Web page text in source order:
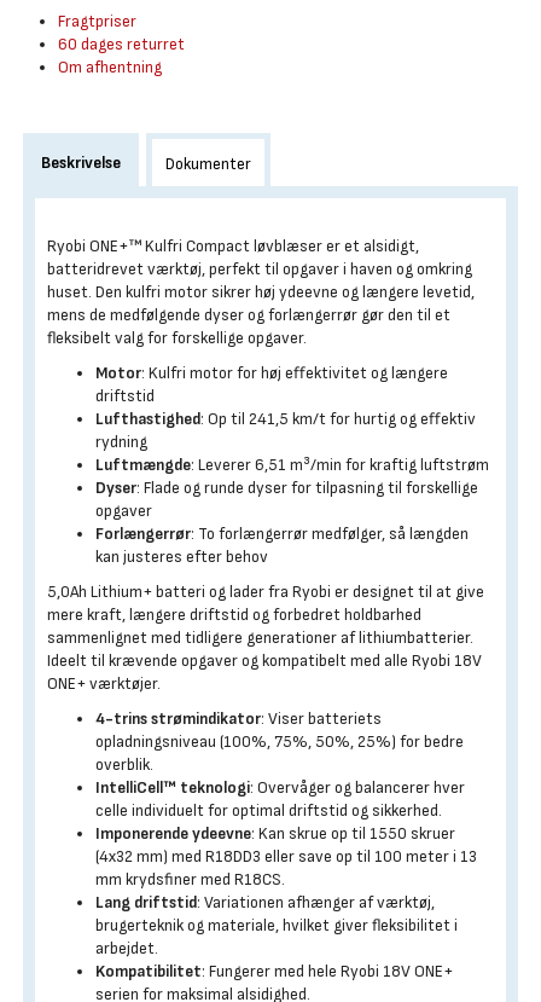
Fragtpriser
60 dages returret
Om afhentning
Beskrivelse Dokumenter
Ryobi ONE+™ Kulfri Compact løvblæser er et alsidigt,
batteridrevet værktøj, perfekt til opgaver i haven og omkring
huset. Den kulfri motor sikrer høj ydeevne og længere levetid,
mens de medfølgende dyser og forlængerrør gør den til et
fleksibelt valg for forskellige opgaver.
Motor: Kulfri motor for høj effektivitet og længere
driftstid
Lufthastighed: Op til 241,5 km/t for hurtig og effektiv
rydning
Luftmængde: Leverer 6,51 m³/min for kraftig luftstrøm
Dyser: Flade og runde dyser for tilpasning til forskellige
opgaver
Forlængerrør: To forlængerrør medfølger, så længden
kan justeres efter behov
5,0Ah Lithium+ batteri og lader fra Ryobi er designet til at give
mere kraft, længere driftstid og forbedret holdbarhed
sammenlignet med tidligere generationer af lithiumbatterier.
Ideelt til krævende opgaver og kompatibelt med alle Ryobi 18V
ONE+ værktøjer.
4-trins strømindikator: Viser batteriets
opladningsniveau (100%, 75%, 50%, 25%) for bedre
overblik.
IntelliCell™ teknologi: Overvåger og balancerer hver
celle individuelt for optimal driftstid og sikkerhed.
Imponerende ydeevne: Kan skrue op til 1550 skruer
(4x32 mm) med R18DD3 eller save op til 100 meter i 13
mm krydsfiner med R18CS.
Lang driftstid: Variationen afhænger af værktøj,
brugerteknik og materiale, hvilket giver fleksibilitet i
arbejdet.
Kompatibilitet: Fungerer med hele Ryobi 18V ONE+
serien for maksimal alsidighed.